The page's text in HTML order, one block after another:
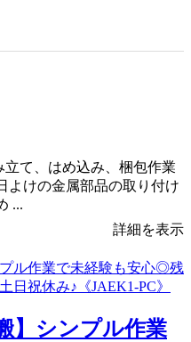
て、はめ込み、梱包作業
けの金属部品の取り付け
...
詳細を表示
】シンプル作業